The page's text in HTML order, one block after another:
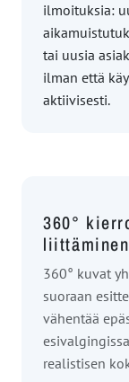
ilmoituksia:
tai uusia
ilman että
aktiivisesti.
360°
liittäminen
360° kuvat
suoraan
vähentää
realistisen